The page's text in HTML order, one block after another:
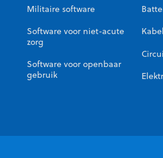
Militaire software
Software voor niet-acute
zorg
Software voor openbaar
gebruik